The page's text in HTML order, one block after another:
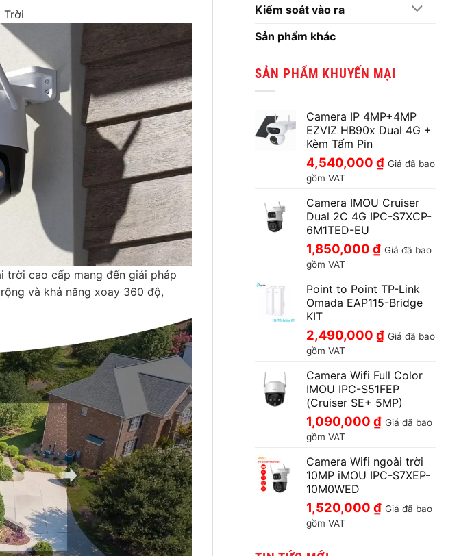
Kiểm soát vào ra
Sản phẩm khác
SẢN PHẨM KHUYẾN MẠI
Camera IP 4MP+4MP
EZVIZ HB90x Dual 4G +
Kèm Tấm Pin
4,540,000 ₫ Giá đã bao
gồm VAT
Camera IMOU Cruiser
Dual 2C 4G IPC-S7XCP-
6M1TED-EU
1,850,000 ₫ Giá đã bao
gồm VAT
Point to Point TP-Link
Omada EAP115-Bridge
KIT
2,490,000 ₫ Giá đã bao
gồm VAT
Camera Wifi Full Color
IMOU IPC-S51FEP
(Cruiser SE+ 5MP)
1,090,000 ₫ Giá đã bao
gồm VAT
Camera Wifi ngoài trời
10MP iMOU IPC-S7XEP-
10M0WED
1,520,000 ₫ Giá đã bao
gồm VAT
Trời
trời cao cấp mang đến giải pháp
và khả năng xoay 360 độ,